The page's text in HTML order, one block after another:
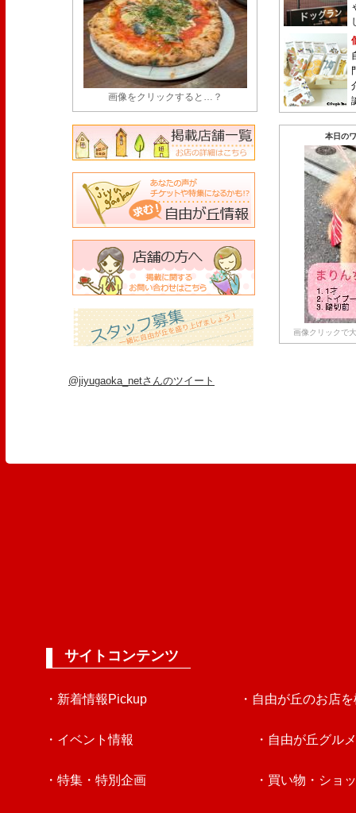
画像をクリックすると…？
本日の
画像クリックで
@jiyugaoka_netさんのツイート
サイトコンテンツ
・新着情報Pickup
・イベント情報
・特集・特別企画
・自由が丘のお店
・自由が丘グルメ
・買い物・ショ